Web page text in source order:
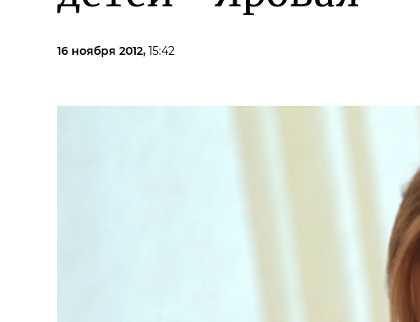
16 ноября 2012, 15:42